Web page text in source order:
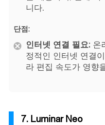
니다.
단점:
인터넷 연결 필요:온
정적인 인터넷 연결
라 편집 속도가 영향
7. Luminar Neo